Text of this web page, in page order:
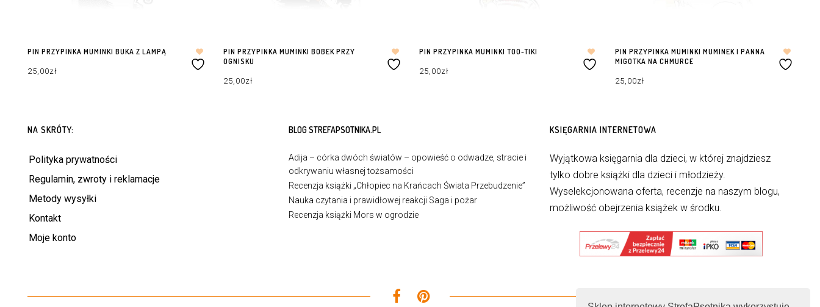
PIN PRZYPINKA MUMINKI BUKA Z LAMPĄ
25,00zł
PIN PRZYPINKA MUMINKI BOBEK PRZY
OGNISKU
25,00zł
PIN PRZYPINKA MUMINKI TOO-TIKI
25,00zł
PIN PRZYPINKA MUMINKI MUMINEK I PANNA
MIGOTKA NA CHMURCE
25,00zł
NA SKRÓTY:
Polityka prywatności
Regulamin, zwroty i reklamacje
Metody wysyłki
Kontakt
Moje konto
BLOG STREFAPSOTNIKA.PL
Adija – córka dwóch światów – opowieść o odwadze, stracie i
odkrywaniu własnej tożsamości
Recenzja książki „Chłopiec na Krańcach Świata Przebudzenie”
Nauka czytania i prawidłowej reakcji Saga i pożar
Recenzja książki Mors w ogrodzie
KSIĘGARNIA INTERNETOWA
Wyjątkowa księgarnia dla dzieci, w której znajdziesz
tylko dobre książki dla dzieci i młodzieży.
Wyselekcjonowana oferta, recenzje na naszym blogu,
możliwość obejrzenia książek w środku.